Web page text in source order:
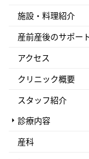
施設・料理紹介
産前産後のサポー
アクセス
クリニック概要
スタッフ紹介
診療内容
産科